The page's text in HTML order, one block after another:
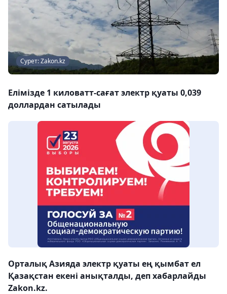
Сурет: Zakon.kz
Елімізде 1 киловатт-сағат электр қуаты 0,039
доллардан сатылады
Орталық Азияда электр қуаты ең қымбат ел
Қазақстан екені анықталды, деп хабарлайды
Zakon.kz.